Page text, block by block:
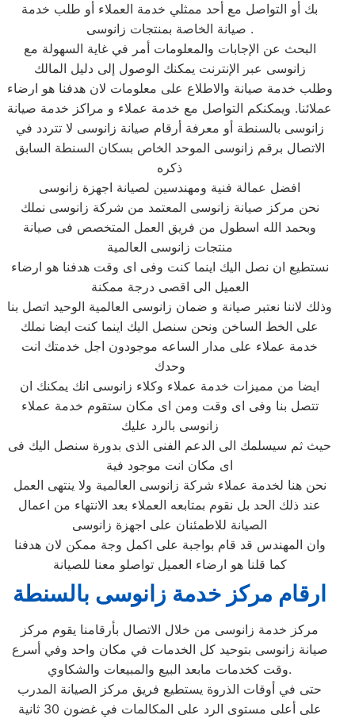
بك أو التواصل مع أحد ممثلي خدمة العملاء أو طلب خدمة
صيانة الخاصة بمنتجات زانوسى .
البحث عن الإجابات والمعلومات أمر في غاية السهولة مع
زانوسى عبر الإنترنت يمكنك الوصول إلى دليل المالك
وطلب خدمة صيانة والاطلاع على معلومات لان هدفنا هو ارضاء
عملائنا. ويمكنكم التواصل مع خدمة عملاء و مراكز خدمة صيانة
زانوسى بالسنطة أو معرفة أرقام صيانة زانوسى لا تتردد في
الاتصال برقم زانوسى الموحد الخاص بسكان السنطة السابق
ذكره
افضل عمالة فنية ومهندسين لصيانة اجهزة زانوسى
نحن مركز صيانة زانوسى المعتمد من شركة زانوسى نملك
وبحمد الله اسطول من فريق العمل المتخصص فى صيانة
منتجات زانوسى العالمية
نستطيع ان نصل اليك اينما كنت وفى اى وقت هدفنا هو ارضاء
العميل الى اقصى درجة ممكنة
وذلك لاننا نعتبر صيانة و ضمان زانوسى العالمية الوحيد اتصل بنا
على الخط الساخن ونحن سنصل اليك اينما كنت ايضا نملك
خدمة عملاء على مدار الساعه موجودون اجل خدمتك انت
وحدك
ايضا من مميزات خدمة عملاء وكلاء زانوسى انك يمكنك ان
تتصل بنا وفى اى وقت ومن اى مكان ستقوم خدمة عملاء
زانوسى بالرد عليك
حيث ثم سيسلمك الى الدعم الفنى الذى بدورة سنصل اليك فى
اى مكان انت موجود فية
نحن هنا لخدمة عملاء شركة زانوسى العالمية ولا ينتهى العمل
عند ذلك الحد بل نقوم بمتابعه العملاء بعد الانتهاء من اعمال
الصيانة للاطمئنان على اجهزة زانوسى
وان المهندس قد قام بواجبة على اكمل وجة ممكن لان هدفنا
كما قلنا هو ارضاء العميل تواصلو معنا للصيانة
ارقام مركز خدمة زانوسى بالسنطة
مركز خدمة زانوسى من خلال الاتصال بأرقامنا يقوم مركز
صيانة زانوسى بتوحيد كل الخدمات في مكان واحد وفي أسرع
وقت كخدمات مابعد البيع والمبيعات والشكاوي.
حتى في أوقات الذروة يستطيع فريق مركز الصيانة المدرب
على أعلى مستوى الرد على المكالمات في غضون 30 ثانية